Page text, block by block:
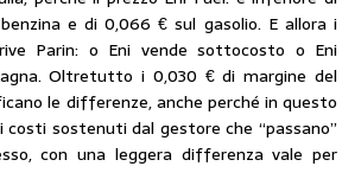
e di 0,066 € sul gasolio. E allora i
Parin: o Eni vende sottocosto o Eni
Oltretutto i 0,030 € di margine del
le differenze, anche perché in questo
costi sostenuti dal gestore che “passano”
con una leggera differenza vale per